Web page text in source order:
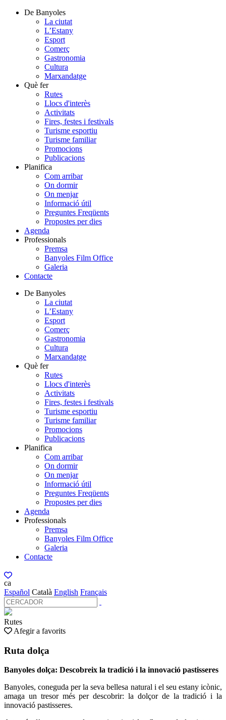
De Banyoles
La ciutat
L’Estany
Esport
Comerç
Gastronomia
Cultura
Marxandatge
Què fer
Rutes
Llocs d'interès
Activitats
Fires, festes i festivals
Turisme esportiu
Turisme familiar
Promocions
Publicacions
Planifica
Com arribar
On dormir
On menjar
Informació útil
Preguntes Freqüents
Propostes per dies
Agenda
Professionals
Premsa
Banyoles Film Office
Galeria
Contacte
De Banyoles
La ciutat
L’Estany
Esport
Comerç
Gastronomia
Cultura
Marxandatge
Què fer
Rutes
Llocs d'interès
Activitats
Fires, festes i festivals
Turisme esportiu
Turisme familiar
Promocions
Publicacions
Planifica
Com arribar
On dormir
On menjar
Informació útil
Preguntes Freqüents
Propostes per dies
Agenda
Professionals
Premsa
Banyoles Film Office
Galeria
Contacte
ca
Español Català English Français
Rutes
Afegir a favorits
Ruta dolça
Banyoles dolça: Descobreix la tradició i la innovació pastisseres
Banyoles, coneguda per la seva bellesa natural i el seu estany icònic,
amaga un tresor més per descobrir: la dolçor de la tradició i la
innovació pastisseres.